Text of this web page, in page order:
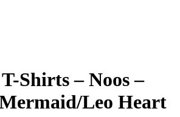
Shirts – Noos –
Leo Heart